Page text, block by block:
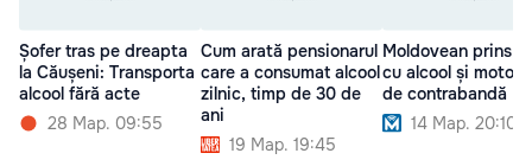
Șofer tras pe dreapta
la Căușeni: Transporta
alcool fără acte
28 Мар. 09:55
Cum arată pensionarul
care a consumat alcool
zilnic, timp de 30 de
ani
19 Мар. 19:45
Moldovean prins
cu alcool și
de contrabandă
14 Мар. 20:10